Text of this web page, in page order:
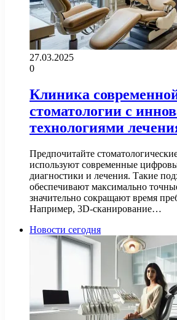
27.03.2025
0
Клиника
стоматологии с
технологиями
Предпочитайте
используют современные
диагностики и лечения. Такие
обеспечивают максимально
значительно сокращают время
Например, 3D-сканирование…
Новости сегодня